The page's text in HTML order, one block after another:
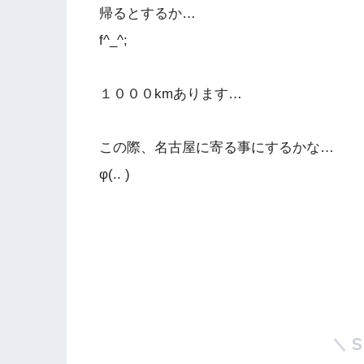
帰るとするか…
f^_^;
１０００kmあります…
この際、名古屋に寄る事にするかな…
φ(.. )